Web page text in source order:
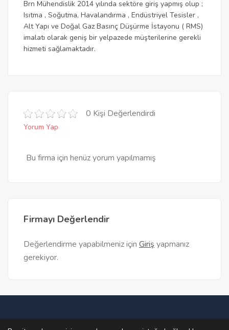
Brn Mühendislik 2014 yılında sektöre giriş yapmış olup ;
Isıtma , Soğutma, Havalandırma , Endüstriyel Tesisler ,
Alt Yapı ve Doğal Gaz Basınç Düşürme İstayonu ( RMS)
imalatı olarak geniş bir yelpazede müşterilerine gerekli
hizmeti sağlamaktadır.
0 Kişi Değerlendirdi
Yorum Yap
Bu firma için henüz yorum yapılmamış
Firmayı Değerlendir
Değerlendirme yapabilmeniz için Giriş yapmanız
gerekiyor.